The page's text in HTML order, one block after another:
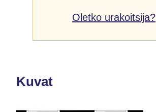
Oletko urakoitsija?
Kuvat